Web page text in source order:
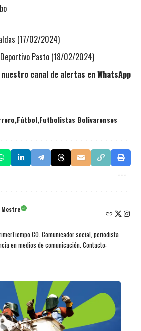
(17/02/2024)
Pasto (18/02/2024)
canal de alertas en WhatsApp
Fútbol Futbolistas Bolivarenses
Mestre
Comunicador social, periodista
en medios de comunicación. Contacto: